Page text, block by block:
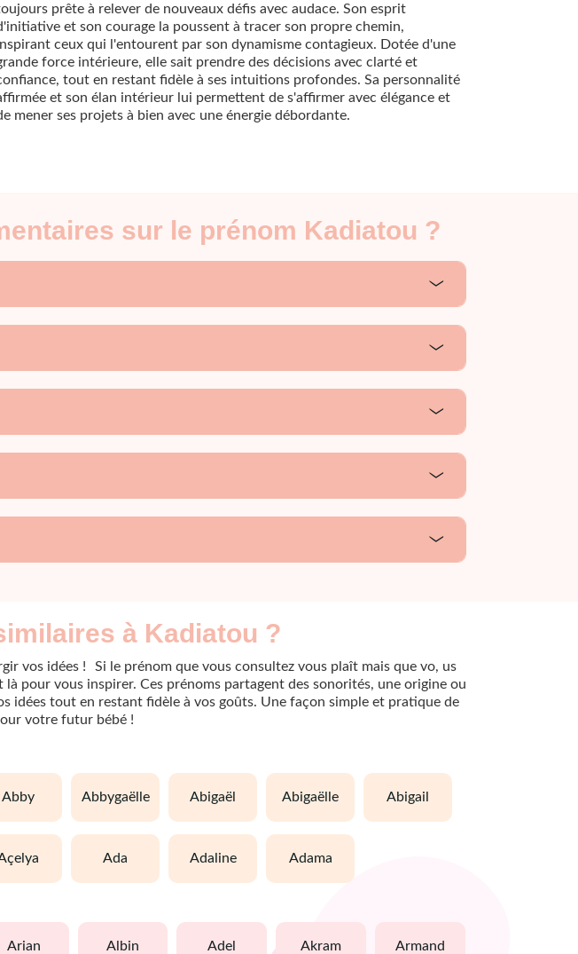
prête à relever de nouveaux défis avec audace. Son esprit
et son courage la poussent à tracer son propre chemin,
ceux qui l'entourent par son dynamisme contagieux. Dotée d'une
force intérieure, elle sait prendre des décisions avec clarté et
tout en restant fidèle à ses intuitions profondes. Sa personnalité
et son élan intérieur lui permettent de s'affirmer avec élégance et
mener ses projets à bien avec une énergie débordante.
sur le prénom Kadiatou ?
à Kadiatou ?
vos idées ! Si le prénom que vous consultez vous plaît mais que vo, us
pour vous inspirer. Ces prénoms partagent des sonorités, une origine ou
idées tout en restant fidèle à vos goûts. Une façon simple et pratique de
votre futur bébé !
abby abbygaëlle abigaël abigaëlle abigail
açelya ada adaline adama
arian albin adel akram armand